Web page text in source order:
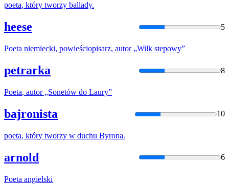
poeta, który tworzy ballady.
heese 5
Poeta niemiecki, powieściopisarz, autor „Wilk stepowy”
petrarka 8
Poeta, autor „Sonetów do Laury”
bajronista 10
poeta, który tworzy w duchu Byrona.
arnold 6
Poeta angielski